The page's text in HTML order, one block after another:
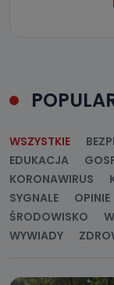
WSZYSTKIE
EDUKACJA
KORONAWIRUS
SYGNALE
OPINIE
ŚRODOWISKO
WYWIADY